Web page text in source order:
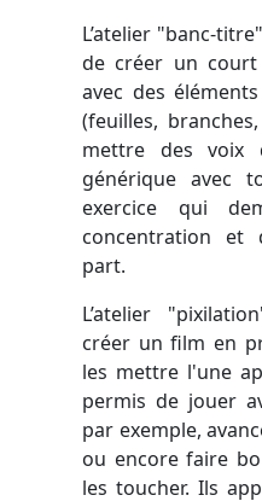
L’atelier "banc-
de créer un
avec des
(feuilles,
mettre des voix
générique avec
exercice qui
concentration et
part.
L’atelier
créer un film en
les mettre l'une
permis de jouer
par exemple,
ou encore faire
les toucher. Ils